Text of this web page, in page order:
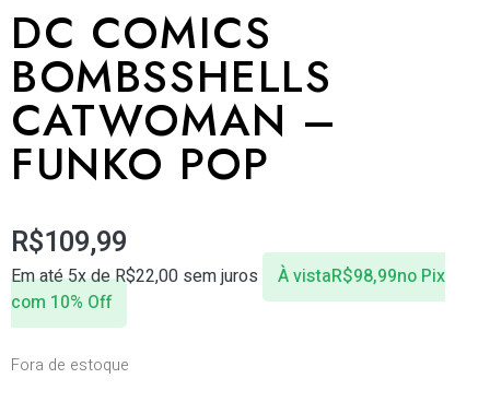
DC COMICS
BOMBSSHELLS
CATWOMAN –
FUNKO POP
R$109,99
Em até 5x deR$22,00 sem juros À vistaR$98,99no Pix
com 10% Off
Fora de estoque